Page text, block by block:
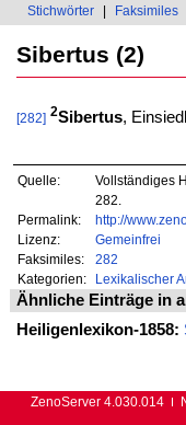
Stichwörter Faksimiles
Sibertus (2)
[282] 2Sibertus,
Quelle:
Vollständiges
282.
Permalink:
http://
Lizenz:
Gemeinfrei
Faksimiles:
282
Kategorien:
Lexikalischer
Ähnliche Einträge in
Heiligenlexikon-1858:
ZenoServer 4.030.014